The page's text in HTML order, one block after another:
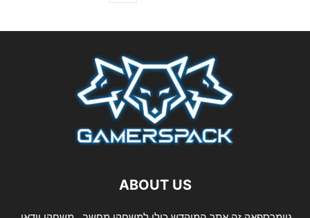
ABOUT US